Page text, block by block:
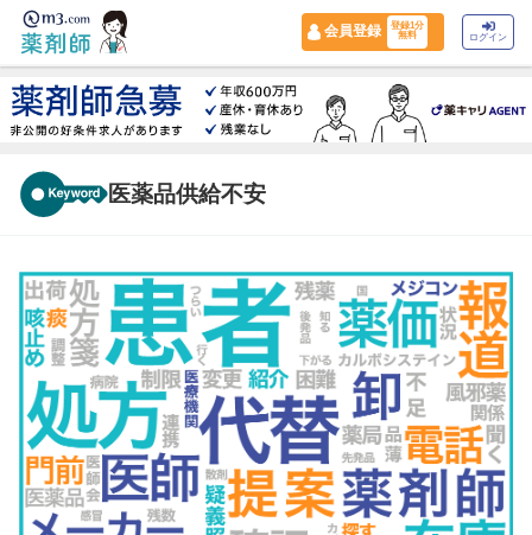
会員登録
登録1分
無料
ログイン
医薬品供給不安